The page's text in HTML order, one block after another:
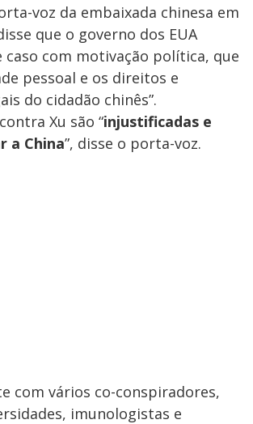
voz da embaixada chinesa em
que o governo dos EUA
caso com motivação política, que
pessoal e os direitos e
do cidadão chinês”.
Xu são “injustificadas e
a China”, disse o porta-voz.
com vários co-conspiradores,
imunologistas e